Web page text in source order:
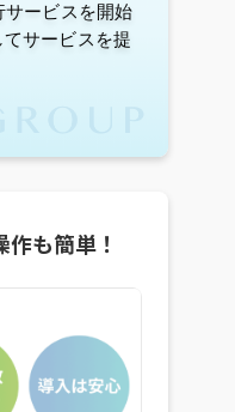
サービスを開始
サービスを提
も簡単！